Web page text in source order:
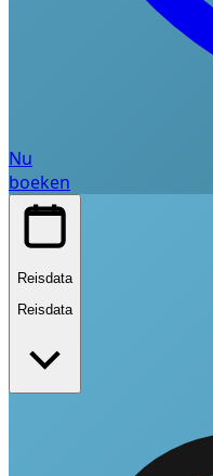
Nu
boeken
Reisdata
Reisdata